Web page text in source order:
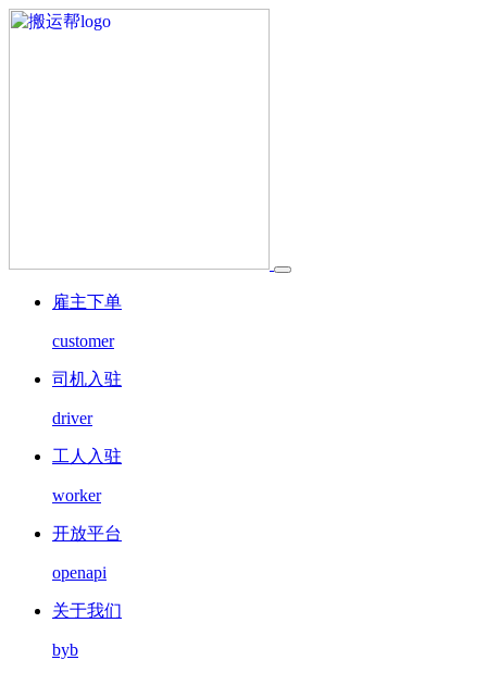
雇主下单
customer
司机入驻
driver
工人入驻
worker
开放平台
openapi
关于我们
byb